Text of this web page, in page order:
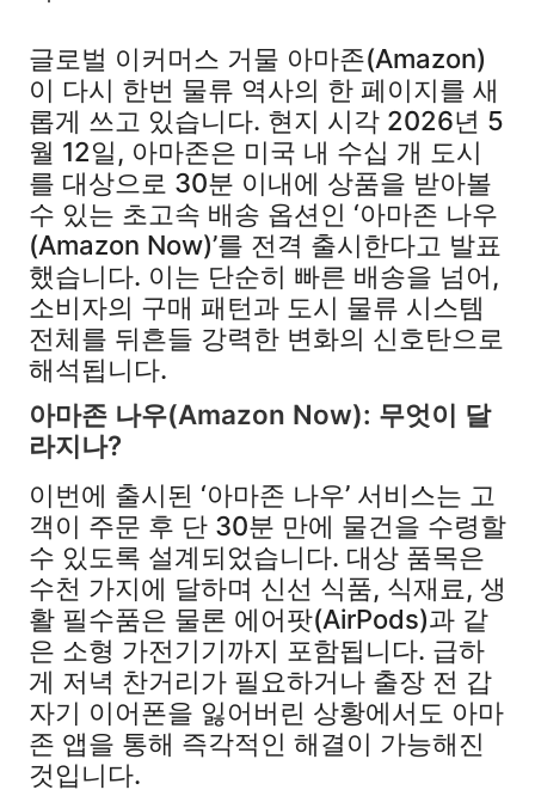
글로벌 이커머스 거물 아마존(Amazon)
이 다시 한번 물류 역사의 한 페이지를 새
롭게 쓰고 있습니다. 현지 시각 2026년 5
월 12일, 아마존은 미국 내 수십 개 도시
를 대상으로 30분 이내에 상품을 받아볼
수 있는 초고속 배송 옵션인 ‘아마존 나우
(Amazon Now)’를 전격 출시한다고 발표
했습니다. 이는 단순히 빠른 배송을 넘어,
소비자의 구매 패턴과 도시 물류 시스템
전체를 뒤흔들 강력한 변화의 신호탄으로
해석됩니다.
아마존 나우(Amazon Now): 무엇이 달
라지나?
이번에 출시된 ‘아마존 나우’ 서비스는 고
객이 주문 후 단 30분 만에 물건을 수령할
수 있도록 설계되었습니다. 대상 품목은
수천 가지에 달하며 신선 식품, 식재료, 생
활 필수품은 물론 에어팟(AirPods)과 같
은 소형 가전기기까지 포함됩니다. 급하
게 저녁 찬거리가 필요하거나 출장 전 갑
자기 이어폰을 잃어버린 상황에서도 아마
존 앱을 통해 즉각적인 해결이 가능해진
것입니다.